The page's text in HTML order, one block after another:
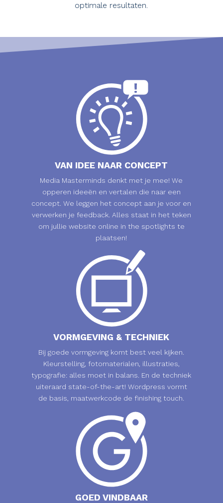
optimale resultaten.
VAN IDEE NAAR CONCEPT
Media Masterminds denkt met je mee! We
opperen ideeën en vertalen die naar een
concept. We leggen het concept aan je voor en
verwerken je feedback. Alles staat in het teken
om jullie website online in the spotlights te
plaatsen!
VORMGEVING & TECHNIEK
Bij goede vormgeving komt best veel kijken.
Kleurstelling, fotomaterialen, illustraties,
typografie: alles moet in balans. En de techniek
uiteraard state-of-the-art! Wordpress vormt
de basis, maatwerkcode de finishing touch.
GOED VINDBAAR